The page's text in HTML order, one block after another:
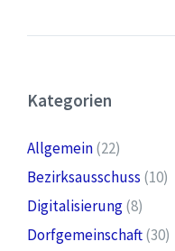
Kategorien
Allgemein(22)
Bezirksausschuss (10)
Digitalisierung(8)
Dorfgemeinschaft(30)